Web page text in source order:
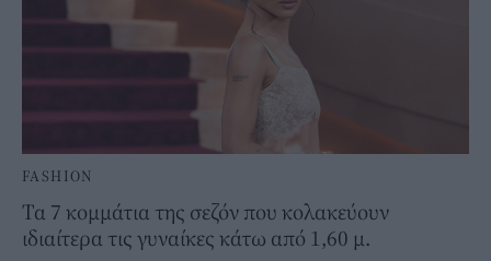
FASHION
Τα 7 κομμάτια της σεζόν που κολακεύουν
ιδιαίτερα τις γυναίκες κάτω από 1,60 μ.